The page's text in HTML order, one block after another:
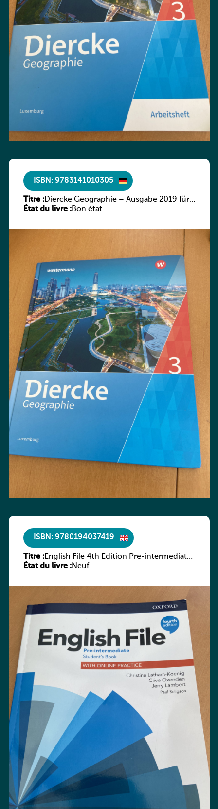
ISBN: 9783141010305
Titre :Diercke Geographie – Ausgabe 2019 für
Luxemburg Schülerband 3
État du livre :Bon état
ISBN: 9780194037419
Titre :English File 4th Edition Pre-intermediate
Student’s Book with Online Practice
État du livre :Neuf